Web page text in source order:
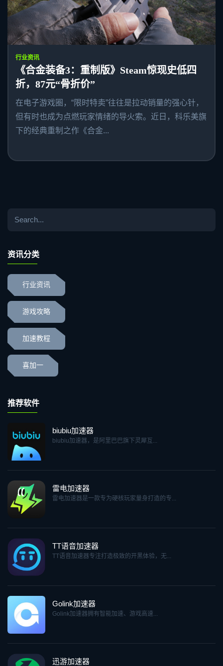
行业资讯
《合金装备3：重制版》Steam惊现史低四
折，87元“骨折价”
在电子游戏圈，“限时特卖”往往是拉动销量的强心针，
但有时也成为点燃玩家情绪的导火索。近日，科乐美旗
下的经典重制之作《合金...
资讯分类
行业资讯
游戏攻略
加速教程
喜加一
推荐软件
biubiu加速器
biubiu加速器，是阿里巴巴旗下灵犀互...
雷电加速器
雷电加速器是一款专为硬核玩家量身打造的专...
TT语音加速器
TT语音加速器专注打造极致的开黑体验，无...
Golink加速器
Golink加速器拥有智能加速、游戏高速...
迅游加速器